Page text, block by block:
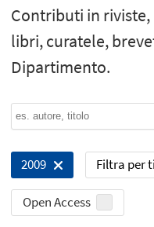
Contributi in
libri, curatele,
Dipartimento.
2009 Filtra per
Open Access